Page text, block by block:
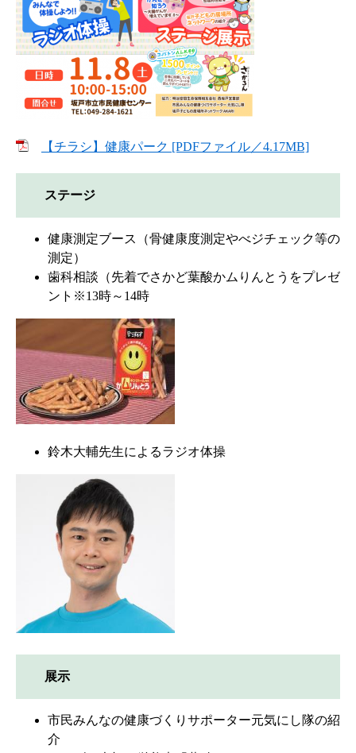
【チラシ】健康パーク [PDFファイル／4.17MB]
ステージ
健康測定ブース（骨健康度測定やべジチェック等の
測定）
歯科相談（先着でさかど葉酸かムりんとうをプレゼ
ント※13時～14時
鈴木大輔先生によるラジオ体操
展示
市民みんなの健康づくりサポーター元気にし隊の紹
介